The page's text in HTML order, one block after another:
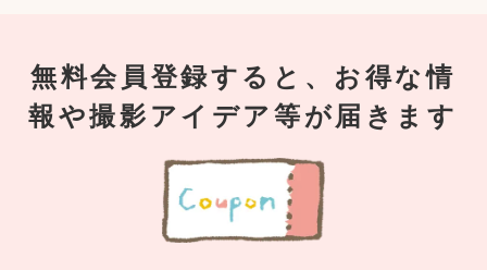
無料会員登録すると、お得な情
報や撮影アイデア等が届きます